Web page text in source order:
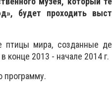
будет проходить
птицы мира, созданные
конце 2013 - начале 2014 г.
программу.